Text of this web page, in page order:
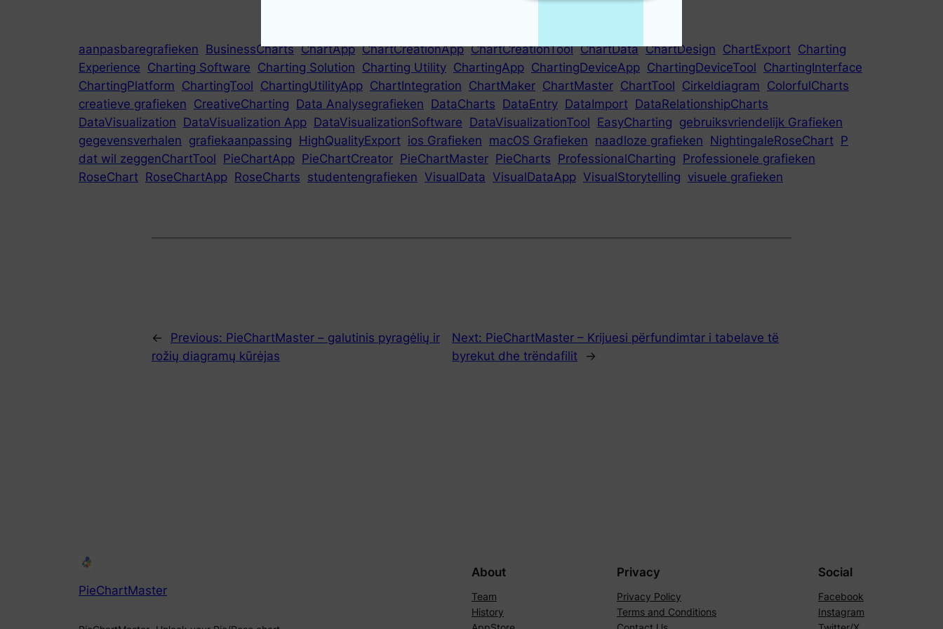
aanpasbaregrafieken BusinessCharts ChartApp ChartCreationApp ChartCreationTool ChartData ChartDesign ChartExport Charting
Experience Charting Software Charting Solution Charting Utility ChartingApp ChartingDeviceApp ChartingDeviceTool ChartingInterface
ChartingPlatform ChartingTool ChartingUtilityApp ChartIntegration ChartMaker ChartMaster ChartTool Cirkeldiagram ColorfulCharts
creatieve grafieken CreativeCharting Data Analysegrafieken DataCharts DataEntry DataImport DataRelationshipCharts
DataVisualization DataVisualization App DataVisualizationSoftware DataVisualizationTool EasyCharting gebruiksvriendelijk Grafieken
gegevensverhalen grafiekaanpassing HighQualityExport ios Grafieken macOS Grafieken naadloze grafieken NightingaleRoseChart P
dat wil zeggenChartTool PieChartApp PieChartCreator PieChartMaster PieCharts ProfessionalCharting Professionele grafieken
RoseChart RoseChartApp RoseCharts studentengrafieken VisualData VisualDataApp VisualStorytelling visuele grafieken
← Previous: PieChartMaster – galutinis pyragėlių ir
rožių diagramų kūrėjas
Next: PieChartMaster – Krijuesi përfundimtar i tabelave të
byrekut dhe trëndafilit
→
PieChartMaster
About
Team
History
Privacy
Privacy Policy
Terms and Conditions
Social
Facebook
Instagram